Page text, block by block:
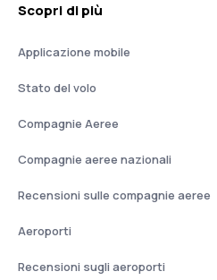
Scopri di più
Applicazione mobile
Stato del volo
Compagnie Aeree
Compagnie aeree nazionali
Recensioni sulle compagnie aeree
Aeroporti
Recensioni sugli aeroporti